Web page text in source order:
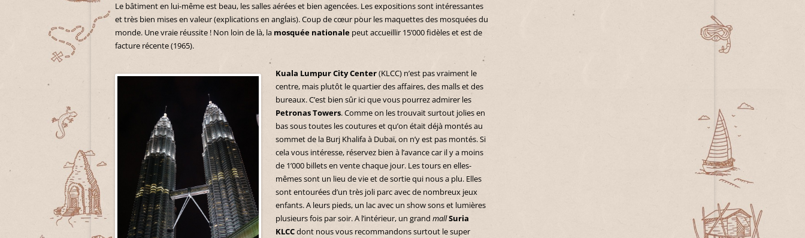
Le bâtiment en lui-même est beau, les salles aérées et bien agencées. Les expositions sont intéressantes
et très bien mises en valeur (explications en anglais). Coup de cœur pour les maquettes des mosquées du
monde. Une vraie réussite ! Non loin de là, la mosquée nationale peut accueillir 15’000 fidèles et est de
facture récente (1965).
Kuala Lumpur City Center(KLCC) n’est pas vraiment le
centre, mais plutôt le quartier des affaires, des malls et des
bureaux. C’est bien sûr ici que vous pourrez admirer les
Petronas Towers. Comme on les trouvait surtout jolies en
bas sous toutes les coutures et qu’on était déjà montés au
sommet de la Burj Khalifa à Dubaï, on n’y est pas montés. Si
cela vous intéresse, réservez bien à l’avance car il y a moins
de 1’000 billets en vente chaque jour. Les tours en elles-
mêmes sont un lieu de vie et de sortie qui nous a plu. Elles
sont entourées d’un très joli parc avec de nombreux jeux
enfants. A leurs pieds, un lac avec un show sons et lumières
plusieurs fois par soir. A l’intérieur, un grand mallSuria
KLCCdont nous vous recommandons surtout le super